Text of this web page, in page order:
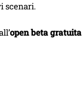
scenari.
open beta gratuita